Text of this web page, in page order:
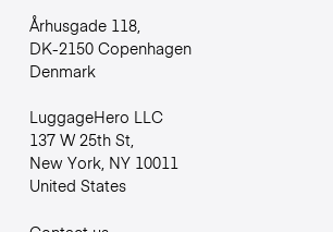
Århusgade 118,
DK-2150 Copenhagen
Denmark
LuggageHero LLC
137 W 25th St,
New York, NY 10011
United States